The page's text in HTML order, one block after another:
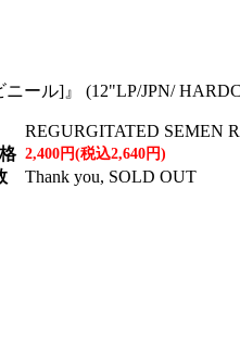
ール]』 (12"LP/JPN/
REGURGITATED SEMEN
2,400円(税込2,640円)
Thank you, SOLD OUT